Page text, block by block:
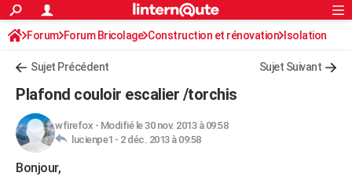
ACTUALITÉS
Politique
Société
Faits Divers
Education
Monde
Villes
+
FINANCE
Retraite
Impôts
Epargne
Immobilier
Risques naturels par ville
Banque
Assurance
Crédit
AUTO
Essais
Réserver un essai
Citadines
Berlines
SUV
Forum auto
+HIGH-TECH
Rechercher
S'inscrire
Connexion
Forum Forum Bricolage Construction et rénovation Isolation
Sujet Précédent Sujet Suivant
Plafond couloir escalier /torchis
wfirefox - Modifié le 30 nov. 2013 à 09:58
lucienpe1 - 2 déc. 2013 à 09:58
Bonjour,